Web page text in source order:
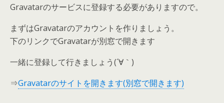
Gravatarのサービスに登録する必要がありますので。
まずはGravatarのアカウントを作りましょう。
下のリンクでGravatarが別窓で開きます
一緒に登録して行きましょう(´∀｀)
⇒Gravatarのサイトを開きます(別窓で開きます)